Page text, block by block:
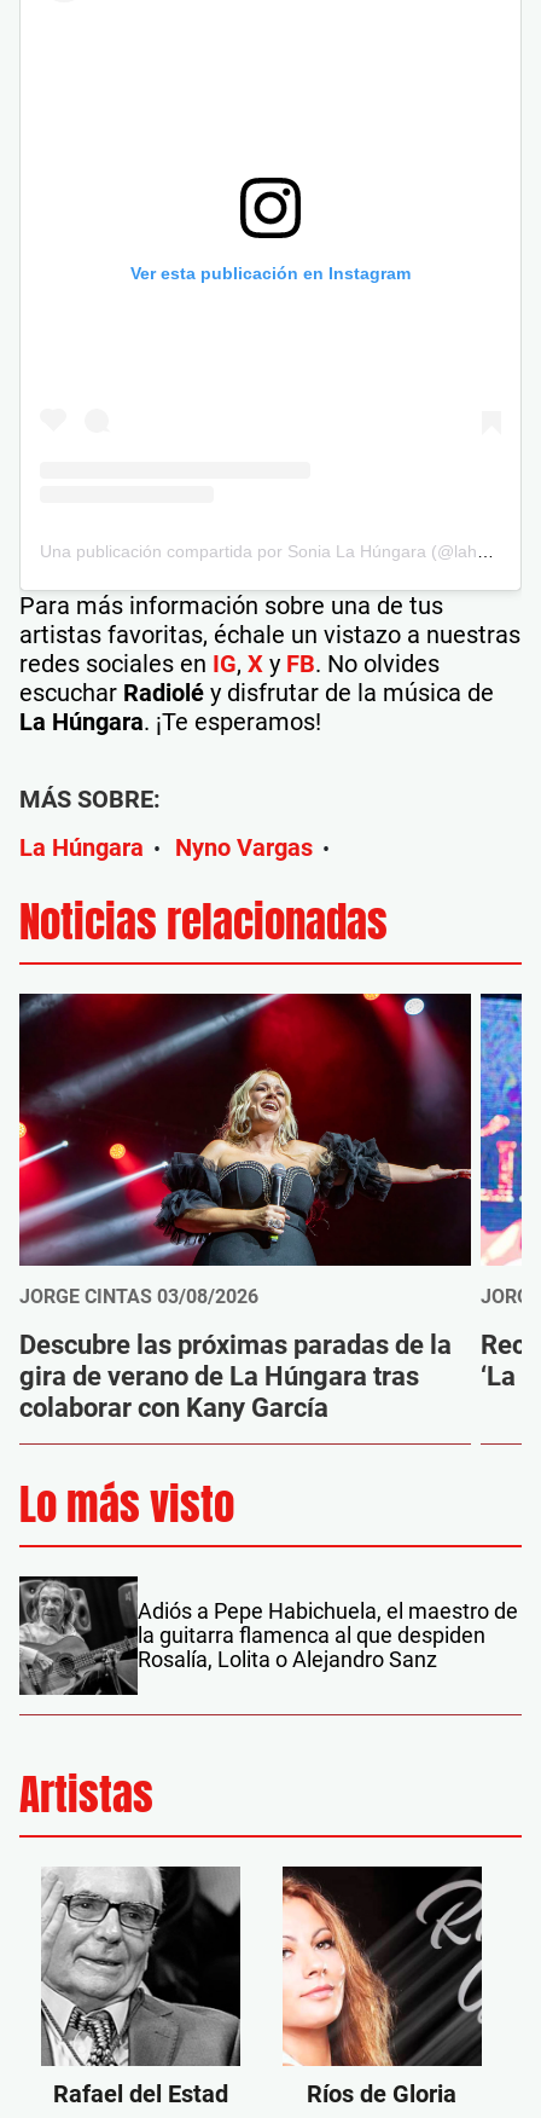
Ver esta publicación en Instagram
Una publicación compartida por Sonia La Húngara (@lahungaraoficial)
Para más información sobre una de tus
artistas favoritas, échale un vistazo a nuestras
redes sociales en IG, X y FB. No olvides
escuchar Radiolé y disfrutar de la música de
La Húngara. ¡Te esperamos!
MÁS SOBRE:
La Húngara • Nyno Vargas •
Noticias relacionadas
JORGE CINTAS 03/08/2026
Descubre las próximas paradas de la
gira de verano de La Húngara tras
colaborar con Kany García
‘La
Lo más visto
Adiós a Pepe Habichuela, el maestro de
la guitarra flamenca al que despiden
Rosalía, Lolita o Alejandro Sanz
Artistas
Rafael del Estad Ríos de Gloria